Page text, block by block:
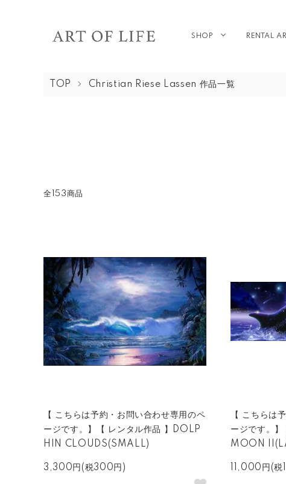
SHOP RENTAL
TOP Christian Riese Lassen 作品一覧
全153商品
【 こちらは予約・お問い合わせ専用のペ
ージです。】【 レンタル作品 】DOLP
HIN CLOUDS(SMALL)
3,300円(税300円)
【 こちらは
ージです。
MOON
11,000円(